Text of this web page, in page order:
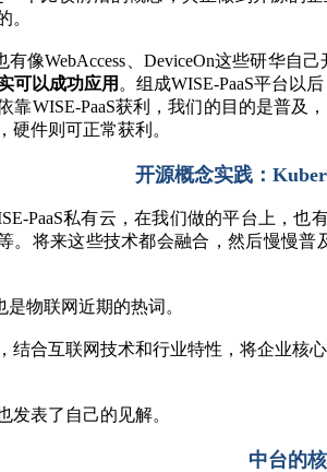
。
有像WebAccess、DeviceOn这些研华自
可以成功应用 。组成WISE-PaaS平台以
靠WISE-PaaS获利，我们的目的是普及
硬件则可正常获利。
开源概念实践：
PaaS私有云，在我们做的平台上，
。将来这些技术都会融合，然后慢慢普
是物联网近期的热词。
结合互联网技术和行业特性，将企业核
发表了自己的见解。
中台的